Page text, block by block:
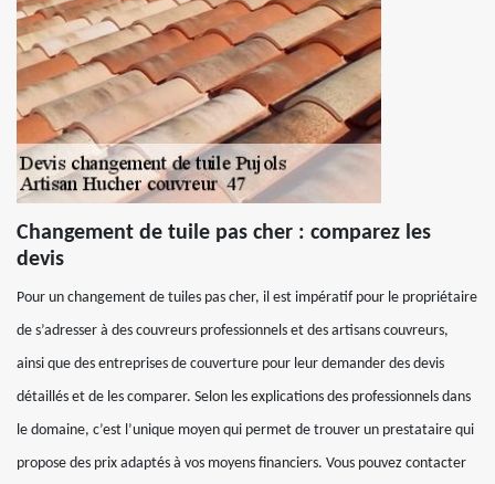
Changement de tuile pas cher : comparez les
devis
Pour un changement de tuiles pas cher, il est impératif pour le propriétaire
de s’adresser à des couvreurs professionnels et des artisans couvreurs,
ainsi que des entreprises de couverture pour leur demander des devis
détaillés et de les comparer. Selon les explications des professionnels dans
le domaine, c’est l’unique moyen qui permet de trouver un prestataire qui
propose des prix adaptés à vos moyens financiers. Vous pouvez contacter